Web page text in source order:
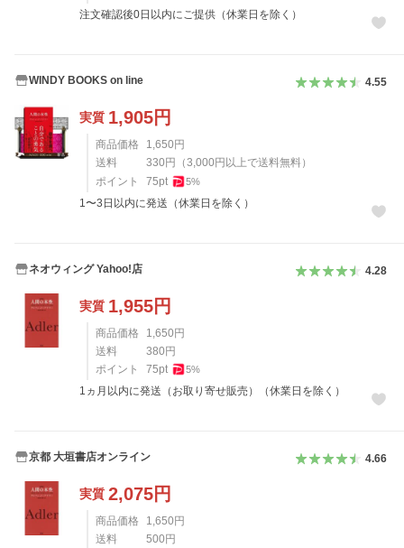
注文確認後0日以内にご提供（休業日を除く）
WINDY BOOKS on line 4.55
実質 1,905円
商品価格 1,650 円
送料
330 円 （3,000 円以上で送料無料）
ポイント
75pt 5%
1〜3日以内に発送（休業日を除く）
ネオウィング Yahoo!店 4.28
実質 1,955円
商品価格 1,650 円
送料
380 円
ポイント
75pt 5%
1ヵ月以内に発送（お取り寄せ販売）（休業日を除く）
京都 大垣書店オンライン 4.66
実質 2,075円
商品価格 1,650 円
送料
500 円